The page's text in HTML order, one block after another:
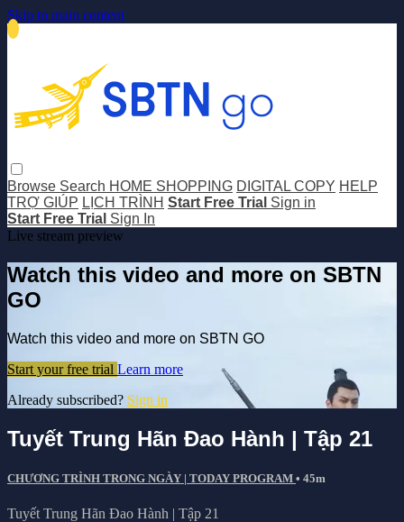
Skip to main content
Browse Search HOME SHOPPING DIGITAL COPY HELP
TRỢ GIÚP LỊCH TRÌNH Start Free Trial Sign in
Start Free Trial Sign In
Live stream preview
Watch this video and more on SBTN
GO
Watch this video and more on SBTN GO
Start your free trial Learn more
Already subscribed? Sign in
Tuyết Trung Hãn Đao Hành | Tập 21
CHƯƠNG TRÌNH TRONG NGÀY | TODAY PROGRAM • 45m
Tuyết Trung Hãn Đao Hành | Tập 21